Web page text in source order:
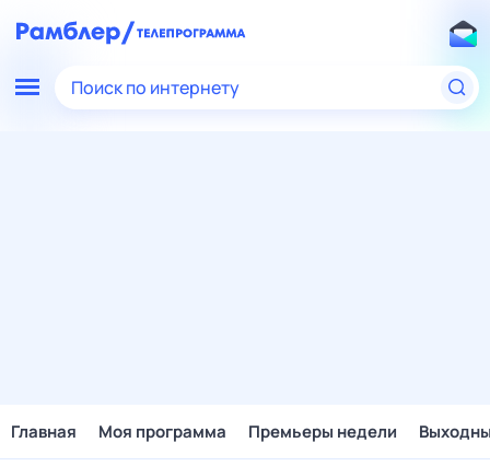
Поиск по интернету
Главная Моя программа Премьеры недели